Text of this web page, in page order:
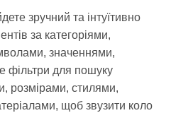
зручний та інтуїтивно
за категоріями,
значеннями,
фільтри для пошуку
розмірами, стилями,
щоб звузити коло